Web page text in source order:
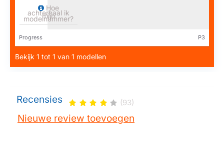
Hoe
achterhaal ik
mijn
modelnummer?
Progress P3
Bekijk 1 tot 1 van 1 modellen
Recensies (93)
Nieuwe review toevoegen